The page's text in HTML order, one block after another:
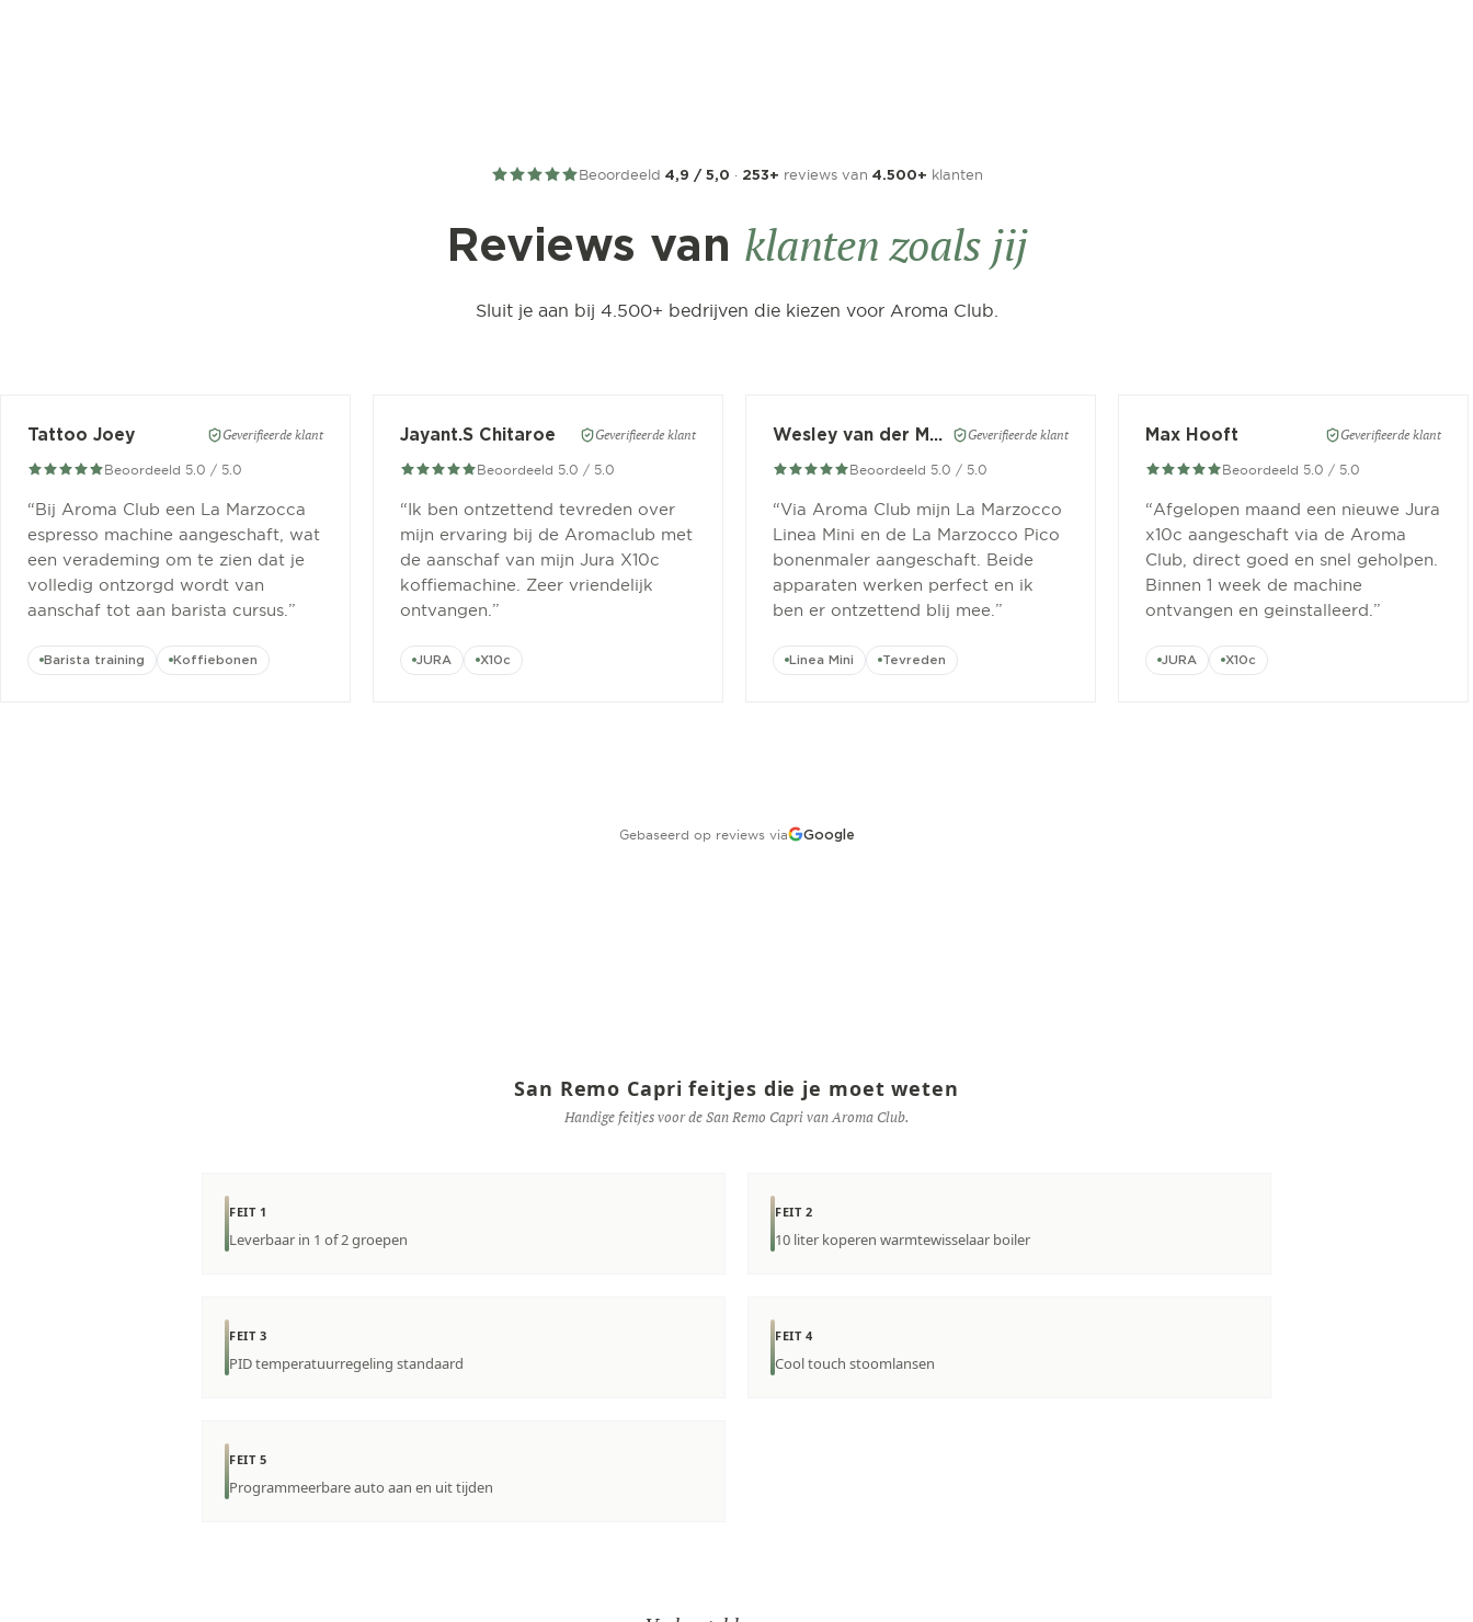
Beoordeeld 4,9 / 5,0 · 253+ reviews van 4.500+ klanten
Reviews van klanten zoals jij
Sluit je aan bij 4.500+ bedrijven die kiezen voor Aroma Club.
Tattoo Joey Geverifieerde klant
Beoordeeld 5.0 / 5.0
“Bij Aroma Club een La Marzocca
espresso machine aangeschaft, wat
een verademing om te zien dat je
volledig ontzorgd wordt van
aanschaf tot aan barista cursus. ”
Barista training Koffiebonen
Jayant.S Chitaroe Geverifieerde klant
Beoordeeld 5.0 / 5.0
“Ik ben ontzettend tevreden over
mijn ervaring bij de Aromaclub met
de aanschaf van mijn Jura X10c
koffiemachine. Zeer vriendelijk
ontvangen. ”
JURA X10c
Wesley van der Meer Geverifieerde klant
Beoordeeld 5.0 / 5.0
“Via Aroma Club mijn La Marzocco
Linea Mini en de La Marzocco Pico
bonenmaler aangeschaft. Beide
apparaten werken perfect en ik
ben er ontzettend blij mee. ”
Linea Mini Tevreden
Max Hooft Geverifieerde klant
Beoordeeld 5.0 / 5.0
“Afgelopen maand een nieuwe Jura
x10c aangeschaft via de Aroma
Club, direct goed en snel geholpen.
Binnen 1 week de machine
ontvangen en geinstalleerd. ”
JURA X10c
Gebaseerd op reviews via Google
San Remo Capri feitjes die je moet weten
Handige feitjes voor de San Remo Capri van Aroma Club.
FEIT 1
Leverbaar in 1 of 2 groepen
FEIT 2
10 liter koperen warmtewisselaar boiler
FEIT 3
PID temperatuurregeling standaard
FEIT 4
Cool touch stoomlansen
FEIT 5
Programmeerbare auto aan en uit tijden